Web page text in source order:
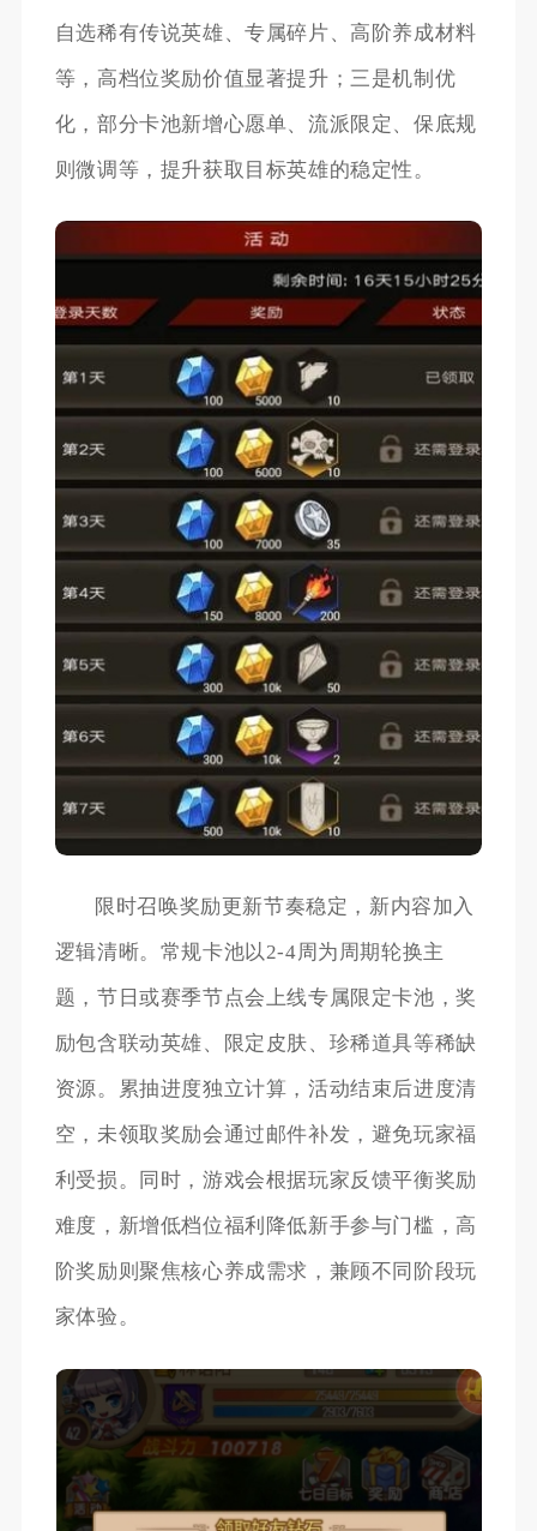
自选稀有传说英雄、专属碎片、高阶养成材料
等，高档位奖励价值显著提升；三是机制优
化，部分卡池新增心愿单、流派限定、保底规
则微调等，提升获取目标英雄的稳定性。
限时召唤奖励更新节奏稳定，新内容加入
逻辑清晰。常规卡池以2-4周为周期轮换主
题，节日或赛季节点会上线专属限定卡池，奖
励包含联动英雄、限定皮肤、珍稀道具等稀缺
资源。累抽进度独立计算，活动结束后进度清
空，未领取奖励会通过邮件补发，避免玩家福
利受损。同时，游戏会根据玩家反馈平衡奖励
难度，新增低档位福利降低新手参与门槛，高
阶奖励则聚焦核心养成需求，兼顾不同阶段玩
家体验。